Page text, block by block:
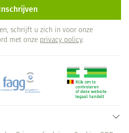
schrijft u zich in voor onze
met onze privacy policy.